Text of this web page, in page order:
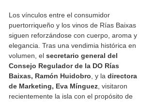
Los vínculos entre el consumidor
puertorriqueño y los vinos de Rías Baixas
siguen reforzándose con cuerpo, aroma y
elegancia. Tras una vendimia histórica en
volumen, el secretario general del
Consejo Regulador de la DO Rías
Baixas, Ramón Huidobro, y la directora
de Marketing, Eva Mínguez, visitaron
recientemente la isla con el propósito de